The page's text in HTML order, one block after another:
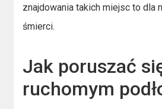
znajdowania takich miejsc to dla
śmierci.
Jak poruszać
ruchomym